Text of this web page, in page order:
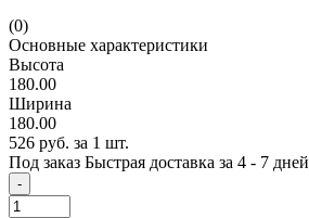
(0)
Основные характеристики
Высота
180.00
Ширина
180.00
526 руб. за 1 шт.
Под заказ Быстрая доставка за 4 - 7 дней
-